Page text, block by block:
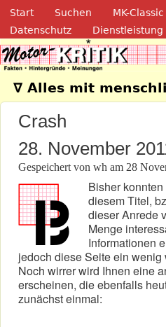
Direkt zum Inhalt
Navigation
Start Suchen MK-Classic
Datenschutz
Dienstleistung
Motor-
∇ Alles mit
Crash
28. November
Gespeichert von wh am 28
Bisher
diesem Titel,
dieser Anrede
Menge
Informationen
jedoch diese Seite ein wenig
Noch wirrer wird Ihnen eine
erscheinen, die ebenfalls
zunächst einmal: